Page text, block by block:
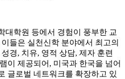
대학원 등에서 경험이 풍부한 교
들은 실천신학 분야에서 최고의
경, 치유, 영적 상담, 제자 훈련
이 제공되어, 미국과 한국을 넘어
글로벌 네트워크를 확장하고 있